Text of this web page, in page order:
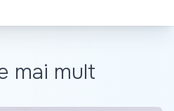
mai mult